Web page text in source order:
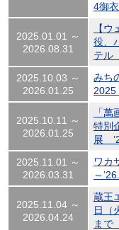
4御
2025.01.01 ～
2026.08.31
【
役、
テル
2025.10.03 ～
2026.01.25
みち
2025.10.11 ～
2026.01.25
「
特別
展
2025.11.01 ～
2026.03.31
ワカ
～
2025.11.04 ～
2026.04.24
蔵王
日（
まで